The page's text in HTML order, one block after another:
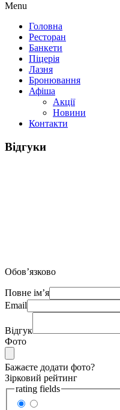
Menu
Головна
Ресторан
Банкети
Піцерія
Лазня
Бронювання
Афіша
Акції
Новини
Контакти
Відгуки
Обов’язково
Повне ім’я
Email
Відгук
Фото
Бажаєте додати фото?
Зірковий рейтинг
rating fields